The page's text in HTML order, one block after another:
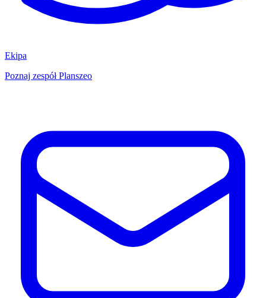
Ekipa
Poznaj zespół Planszeo